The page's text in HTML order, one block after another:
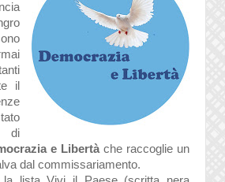
il
di
e Libertàche raccoglie un
dal commissariamento.